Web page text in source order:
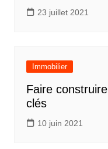
23 juillet 2021
Immobilier
Faire
clés
10 juin 2021